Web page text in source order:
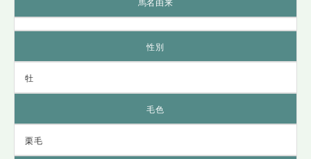
馬名由来
性別
牡
毛色
栗毛